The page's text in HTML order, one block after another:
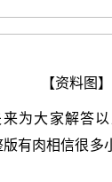
【资料图】
为大家解答
版有肉相信很多